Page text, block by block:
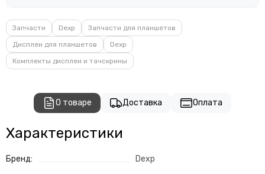
Запчасти Dexp
Запчасти для планшетов
Дисплеи для планшетов
Dexp
Комплекты дисплеи и тачскрины
О товаре Доставка Оплата
Характеристики
Бренд: Dexp